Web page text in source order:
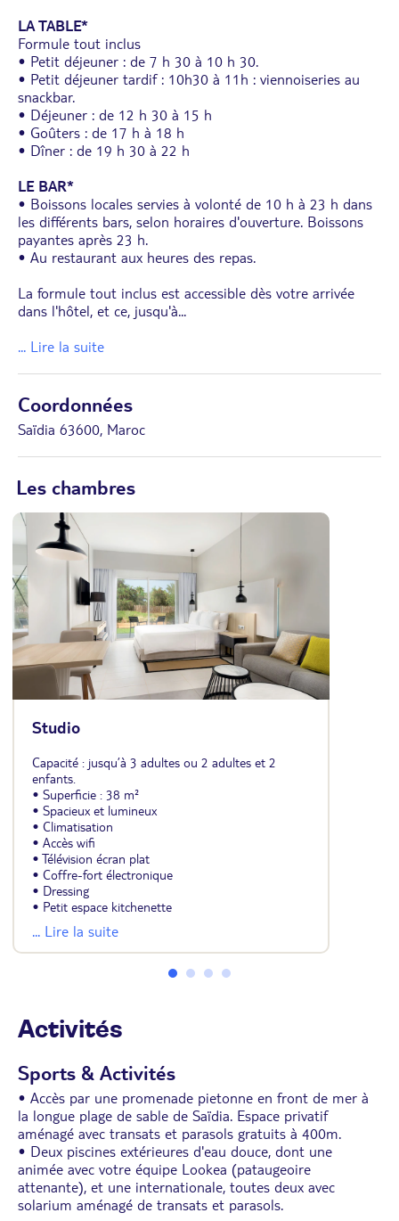
LA TABLE*
Formule tout inclus
• Petit déjeuner : de 7 h 30 à 10 h 30.
• Petit déjeuner tardif : 10h30 à 11h : viennoiseries au
snackbar.
• Déjeuner : de 12 h 30 à 15 h
• Goûters : de 17 h à 18 h
• Dîner : de 19 h 30 à 22 h
LE BAR*
• Boissons locales servies à volonté de 10 h à 23 h dans
les différents bars, selon horaires d'ouverture. Boissons
payantes après 23 h.
• Au restaurant aux heures des repas.
La formule tout inclus est accessible dès votre arrivée
dans l'hôtel, et ce, jusqu'à...
... Lire la suite
Coordonnées
Saïdia 63600, Maroc
Les chambres
Studio
Capacité : jusqu’à 3 adultes ou 2 adultes et 2
enfants.
• Superficie : 38 m²
• Spacieux et lumineux
• Climatisation
• Accès wifi
• Télévision écran plat
• Coffre-fort électronique
• Dressing
• Petit espace kitchenette
• Salle de bains avec baignoire ou douche et
sèche-cheveux
• Vue jardin ou piscine
... Lire la suite
Activités
Sports & Activités
• Accès par une promenade pietonne en front de mer à
la longue plage de sable de Saïdia. Espace privatif
aménagé avec transats et parasols gratuits à 400m.
• Deux piscines extérieures d'eau douce, dont une
animée avec votre équipe Lookea (pataugeoire
attenante), et une internationale, toutes deux avec
solarium aménagé de transats et parasols.